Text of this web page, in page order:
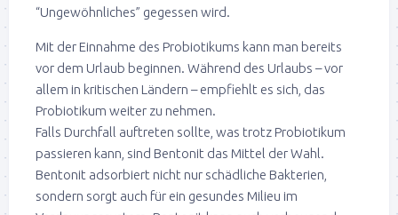
“Ungewöhnliches” gegessen wird.
Mit der Einnahme des Probiotikums kann man bereits
vor dem Urlaub beginnen. Während des Urlaubs – vor
allem in kritischen Ländern – empfiehlt es sich, das
Probiotikum weiter zu nehmen.
Falls Durchfall auftreten sollte, was trotz Probiotikum
passieren kann, sind Bentonit das Mittel der Wahl.
Bentonit adsorbiert nicht nur schädliche Bakterien,
sondern sorgt auch für ein gesundes Milieu im